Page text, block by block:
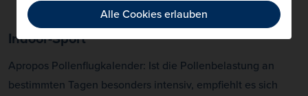
Indoor-Sport
Apropos Pollenflugkalender: Ist die Pollenbelastung an
bestimmten Tagen besonders intensiv, empfiehlt es sich
Alle Cookies erlauben